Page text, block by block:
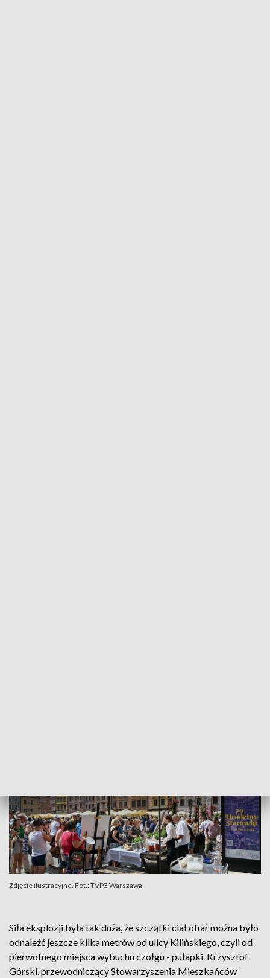
Zdjęcie ilustracyjne. Fot.: TVP3 Warszawa
Siła eksplozji była tak duża, że szczątki ciał ofiar można było
odnaleźć jeszcze kilka metrów od ulicy Kilińskiego, czyli od
pierwotnego miejsca wybuchu czołgu - pułapki. Krzysztof
Górski, przewodniczący Stowarzyszenia Mieszkańców